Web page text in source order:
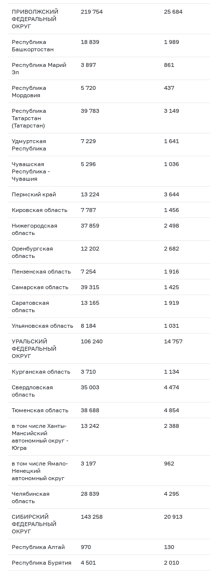
ПРИВОЛЖСКИЙ
ФЕДЕРАЛЬНЫЙ
ОКРУГ
219 754 25 684
Республика
Башкортостан
18 839 1 989
Республика Марий
Эл
3 897 861
Республика
Мордовия
5 720 437
Республика
Татарстан
(Татарстан)
39 783 3 149
Удмуртская
Республика
7 229 1 641
Чувашская
Республика -
Чувашия
5 296 1 036
Пермский край 13 224 3 644
Кировская область 7 787 1 456
Нижегородская
область
37 859 2 498
Оренбургская
область
12 202 2 682
Пензенская область 7 254 1 916
Самарская область 39 315 1 425
Саратовская
область
13 165 1 919
Ульяновская область 8 184 1 031
УРАЛЬСКИЙ
ФЕДЕРАЛЬНЫЙ
ОКРУГ
106 240 14 757
Курганская область 3 710 1 134
Свердловская
область
35 003 4 474
Тюменская область 38 688 4 854
в том числе Ханты-
Мансийский
автономный округ -
Югра
13 242 2 388
в том числе Ямало-
Ненецкий
автономный округ
3 197 962
Челябинская
область
28 839 4 295
СИБИРСКИЙ
ФЕДЕРАЛЬНЫЙ
ОКРУГ
143 258 20 913
Республика Алтай 970 130
Республика Бурятия 4 501 2 010